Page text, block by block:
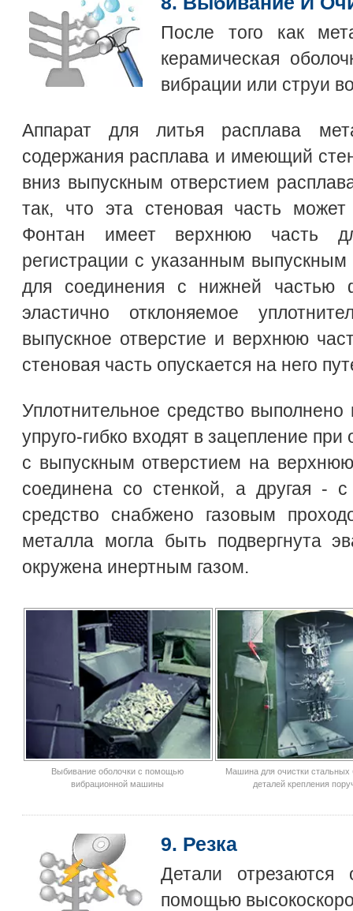
После того как
керамическая
вибрации или струи
Аппарат для литья расплава
содержания расплава и имеющий
вниз выпускным отверстием
так, что эта стеновая часть может
Фонтан имеет верхнюю часть
регистрации с указанным
для соединения с нижней частью
эластично отклоняемое
выпускное отверстие и верхнюю
стеновая часть опускается на него
Уплотнительное средство
упруго-гибко входят в зацепление
с выпускным отверстием на
соединена со стенкой, а другая -
средство снабжено газовым
металла могла быть подвергнута
окружена инертным газом.
Выбивание оболочки с помощью
вибрационной машины
Машина для очистки стальных
деталей крепления
9. Резка
Детали отрезаются
помощью